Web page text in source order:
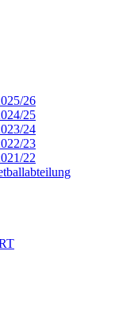
26
25
24
23
22